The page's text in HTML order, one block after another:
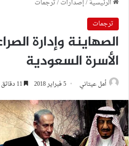
الرئيسية/إصدارات/ترجمات
ترجمات
الصهاينة وإدارة
الأسرة السعودية
أمل عيتاني 5 فبراير 2018